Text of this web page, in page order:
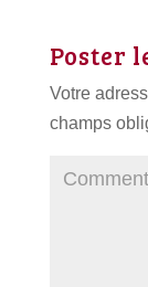
Poster
Votre
champs